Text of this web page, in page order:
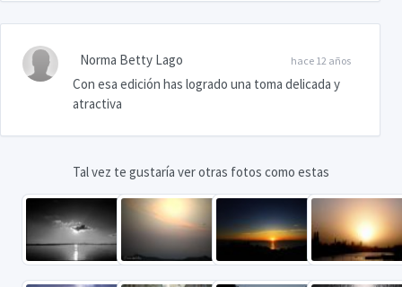
hace 12 años
Norma Betty Lago
Con esa edición has logrado una toma delicada y
atractiva
Tal vez te gustaría ver otras fotos como estas